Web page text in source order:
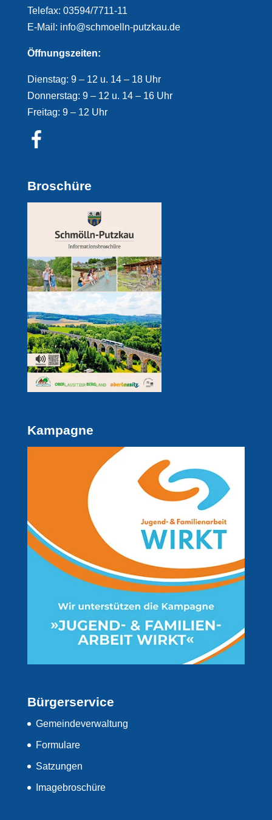
Telefax: 03594/7711-11
E-Mail: info@schmoelln-putzkau.de
Öffnungszeiten:
Dienstag: 9 – 12 u. 14 – 18 Uhr
Donnerstag: 9 – 12 u. 14 – 16 Uhr
Freitag: 9 – 12 Uhr
Broschüre
Kampagne
Bürgerservice
Gemeindeverwaltung
Formulare
Satzungen
Imagebroschüre